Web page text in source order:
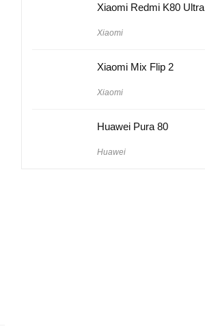
Xiaomi Redmi K80 Ultra
Xiaomi
Xiaomi Mix Flip 2
Xiaomi
Huawei Pura 80
Huawei